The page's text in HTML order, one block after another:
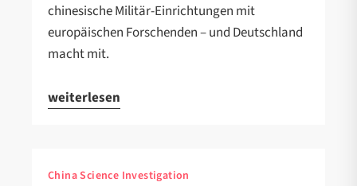
chinesische Militär-Einrichtungen mit
europäischen Forschenden – und Deutschland
macht mit.
weiterlesen
China Science Investigation